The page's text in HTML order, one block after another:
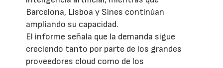
Barcelona, Lisboa y Sines continúan
ampliando su capacidad.
El informe señala que la demanda sigue
creciendo tanto por parte de los grandes
proveedores cloud como de los